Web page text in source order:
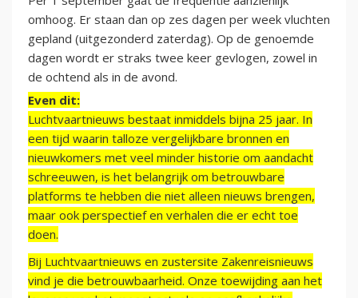
omhoog. Er staan dan op zes dagen per week vluchten
gepland (uitgezonderd zaterdag). Op de genoemde
dagen wordt er straks twee keer gevlogen, zowel in
de ochtend als in de avond.
Even dit:
Luchtvaartnieuws bestaat inmiddels bijna 25 jaar. In
een tijd waarin talloze vergelijkbare bronnen en
nieuwkomers met veel minder historie om aandacht
schreeuwen, is het belangrijk om betrouwbare
platforms te hebben die niet alleen nieuws brengen,
maar ook perspectief en verhalen die er echt toe
doen.
Bij Luchtvaartnieuws en zustersite Zakenreisnieuws
vind je die betrouwbaarheid. Onze toewijding aan het